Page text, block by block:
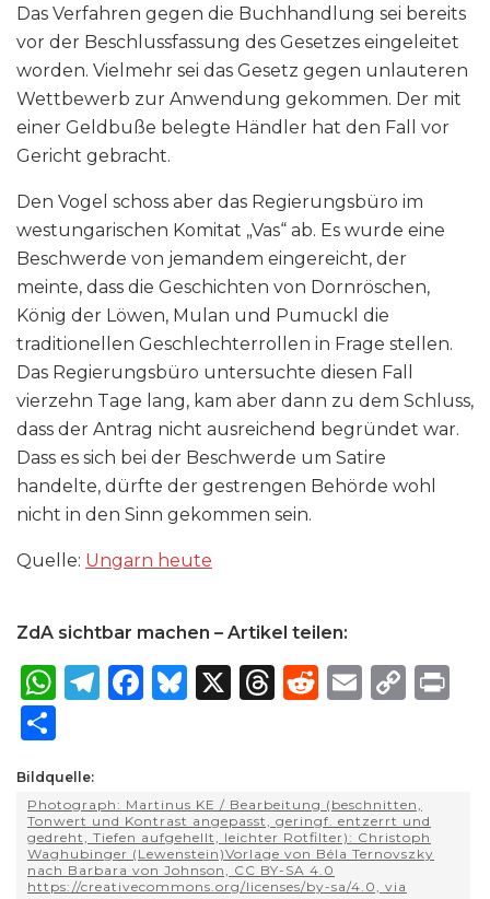
Das Verfahren gegen die Buchhandlung sei bereits
vor der Beschlussfassung des Gesetzes eingeleitet
worden. Vielmehr sei das Gesetz gegen unlauteren
Wettbewerb zur Anwendung gekommen. Der mit
einer Geldbuße belegte Händler hat den Fall vor
Gericht gebracht.
Den Vogel schoss aber das Regierungsbüro im
westungarischen Komitat „Vas“ ab. Es wurde eine
Beschwerde von jemandem eingereicht, der
meinte, dass die Geschichten von Dornröschen,
König der Löwen, Mulan und Pumuckl die
traditionellen Geschlechterrollen in Frage stellen.
Das Regierungsbüro untersuchte diesen Fall
vierzehn Tage lang, kam aber dann zu dem Schluss,
dass der Antrag nicht ausreichend begründet war.
Dass es sich bei der Beschwerde um Satire
handelte, dürfte der gestrengen Behörde wohl
nicht in den Sinn gekommen sein.
Quelle: Ungarn heute
ZdA sichtbar machen – Artikel teilen:
W
ts
A
p
T
ra
m
F
b
o
B
k
y
X
T
d
s
R
t
E
C
Li
n
ar
e
Bildquelle:
Photograph: Martinus KE / Bearbeitung (beschnitten,
Tonwert und Kontrast angepasst, geringf. entzerrt und
gedreht, Tiefen aufgehellt, leichter Rotfilter): Christoph
Waghubinger (Lewenstein)Vorlage von Béla Ternovszky
nach Barbara von Johnson, CC BY-SA 4.0
https://creativecommons.org/licenses/by-sa/4.0, via